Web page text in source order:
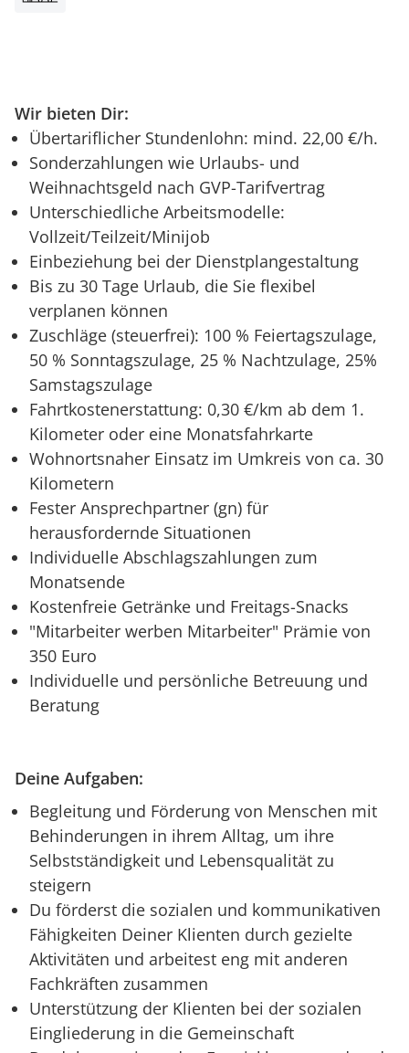
Wir bieten Dir:
Übertariflicher Stundenlohn: mind. 22,00 €/h.
Sonderzahlungen wie Urlaubs- und
Weihnachtsgeld nach GVP-Tarifvertrag
Unterschiedliche Arbeitsmodelle:
Vollzeit/Teilzeit/Minijob
Einbeziehung bei der Dienstplangestaltung
Bis zu 30 Tage Urlaub, die Sie flexibel
verplanen können
Zuschläge (steuerfrei): 100 % Feiertagszulage,
50 % Sonntagszulage, 25 % Nachtzulage, 25%
Samstagszulage
Fahrtkostenerstattung: 0,30 €/km ab dem 1.
Kilometer oder eine Monatsfahrkarte
Wohnortsnaher Einsatz im Umkreis von ca. 30
Kilometern
Fester Ansprechpartner (gn) für
herausfordernde Situationen
Individuelle Abschlagszahlungen zum
Monatsende
Kostenfreie Getränke und Freitags-Snacks
"Mitarbeiter werben Mitarbeiter" Prämie von
350 Euro
Individuelle und persönliche Betreuung und
Beratung
Deine Aufgaben:
Begleitung und Förderung von Menschen mit
Behinderungen in ihrem Alltag, um ihre
Selbstständigkeit und Lebensqualität zu
steigern
Du förderst die sozialen und kommunikativen
Fähigkeiten Deiner Klienten durch gezielte
Aktivitäten und arbeitest eng mit anderen
Fachkräften zusammen
Unterstützung der Klienten bei der sozialen
Eingliederung in die Gemeinschaft